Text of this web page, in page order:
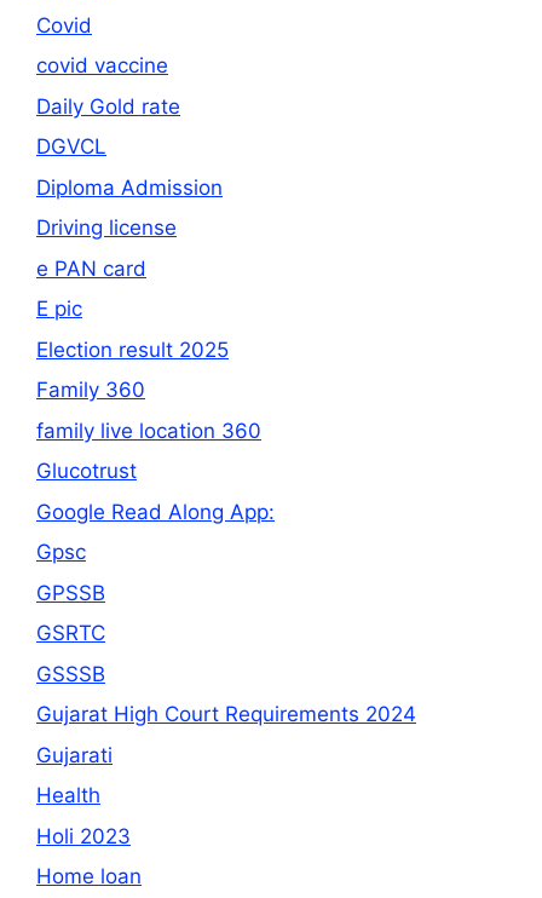
Covid
covid vaccine
Daily Gold rate
DGVCL
Diploma Admission
Driving license
e PAN card
E pic
Election result 2025
Family 360
family live location 360
Glucotrust
Google Read Along App:
Gpsc
GPSSB
GSRTC
GSSSB
Gujarat High Court Requirements 2024
Gujarati
Health
Holi 2023
Home loan